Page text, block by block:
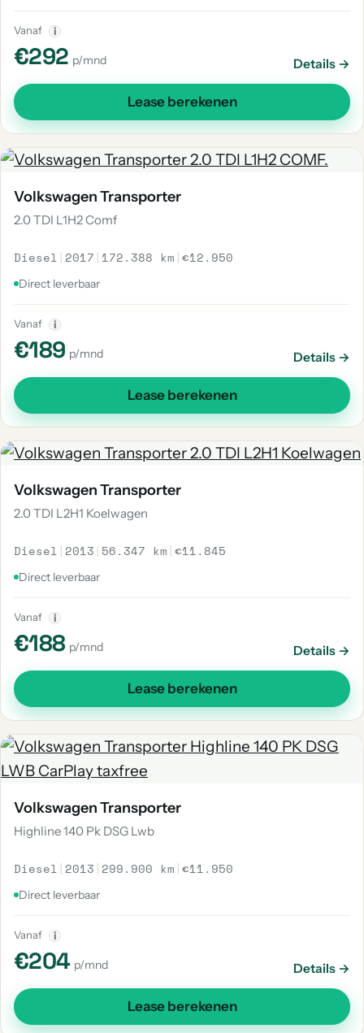
Vanaf i
€292 p/mnd Details →
Lease berekenen
Volkswagen Transporter
2.0 TDI L1H2 Comf
Diesel | 2017 | 172.388 km |€12.950
Direct leverbaar
Vanaf i
€189 p/mnd Details →
Lease berekenen
Volkswagen Transporter
2.0 TDI L2H1 Koelwagen
Diesel | 2013 | 56.347 km |€11.845
Direct leverbaar
Vanaf i
€188 p/mnd Details →
Lease berekenen
Volkswagen Transporter
Highline 140 Pk DSG Lwb
Diesel | 2013 | 299.900 km |€11.950
Direct leverbaar
Vanaf i
€204 p/mnd Details →
Lease berekenen